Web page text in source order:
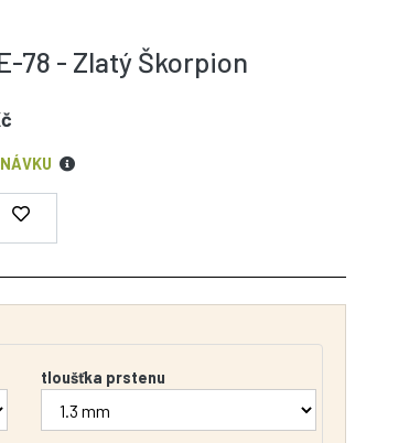
78 - Zlatý Škorpion
tloušťka prstenu